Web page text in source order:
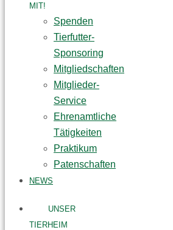
MIT!
Spenden
Tierfutter-
Sponsoring
Mitgliedschaften
Mitglieder-
Service
Ehrenamtliche
Tätigkeiten
Praktikum
Patenschaften
NEWS
UNSER
TIERHEIM